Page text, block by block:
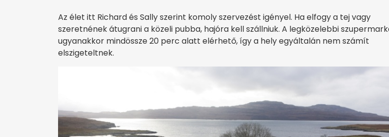
Az élet itt Richard és Sally szerint komoly szervezést igényel. Ha elfogy a tej vagy
szeretnének átugrani a közeli pubba, hajóra kell szállniuk. A legközelebbi
ugyanakkor mindössze 20 perc alatt elérhető, így a hely egyáltalán nem számít
elszigeteltnek.